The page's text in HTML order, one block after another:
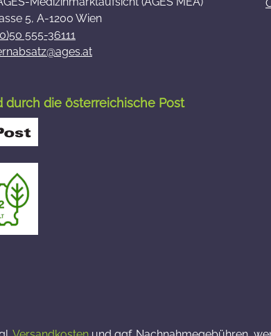
5, A-1200 Wien
555-36111
durch die österreichische Post